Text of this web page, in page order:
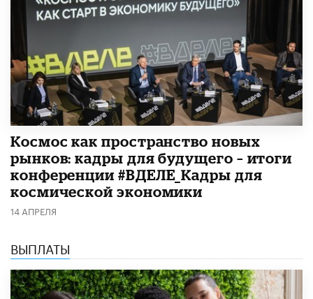
Космос как пространство новых
рынков: кадры для будущего – итоги
конференции #ВДЕЛЕ_Кадры для
космической экономики
14 АПРЕЛЯ
ВЫПЛАТЫ